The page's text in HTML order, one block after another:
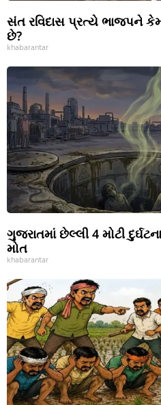
સંત રવિદાસ પ્રત્યે ભાજપને
છે?
khabarantar
ગુજરાતમાં છેલ્લી 4 મોટી
મોત
khabarantar